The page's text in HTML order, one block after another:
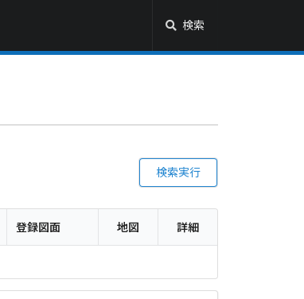
検索
検索実行
登録図面 地図 詳細